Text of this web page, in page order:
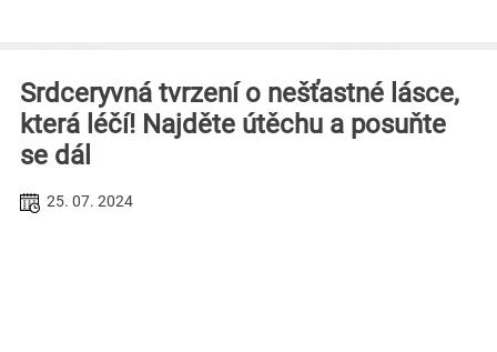
Srdceryvná tvrzení o nešťastné lásce,
která léčí! Najděte útěchu a posuňte
se dál
25. 07. 2024